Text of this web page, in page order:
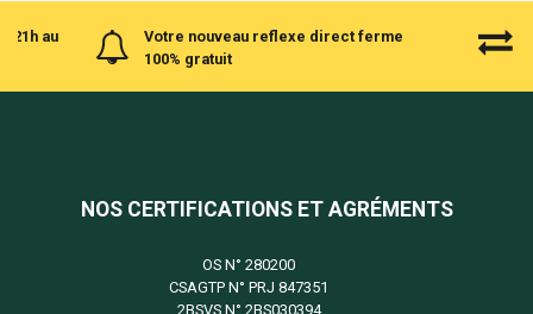
21h au
Votre nouveau reflexe direct ferme
100% gratuit
NOS CERTIFICATIONS ET AGRÉMENTS
OS N° 280200
CSAGTP N° PRJ 847351
2BSVS N° 2BS030394